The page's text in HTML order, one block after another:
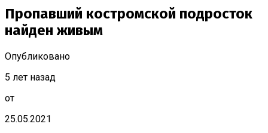
Пропавший костромской подросток
найден живым
Опубликовано
5 лет назад
от
25.05.2021